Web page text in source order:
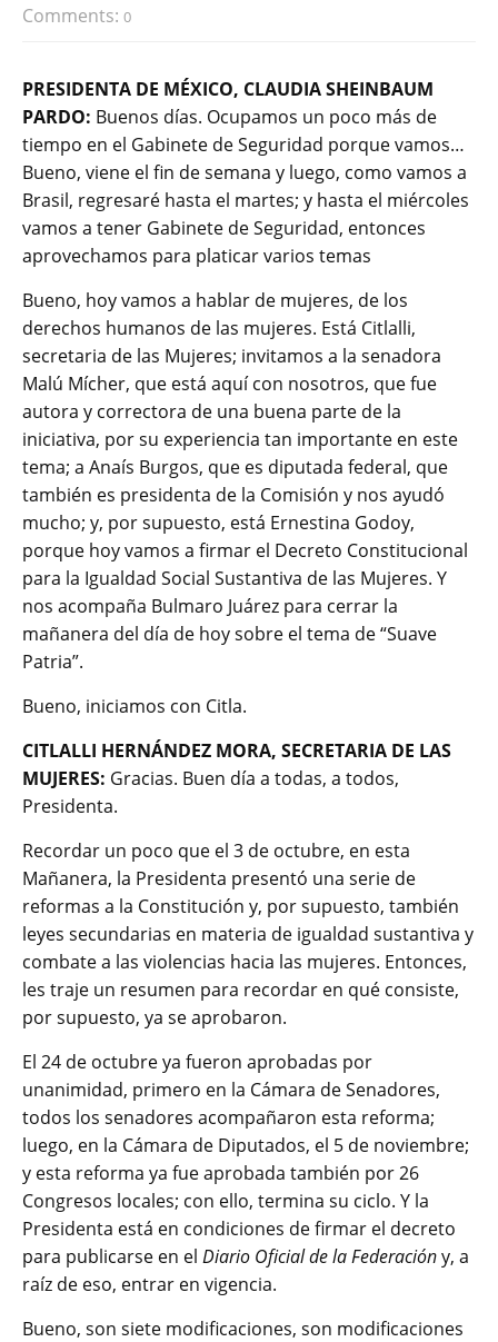
Comments: 0
PRESIDENTA DE MÉXICO, CLAUDIA SHEINBAUM
PARDO: Buenos días. Ocupamos un poco más de
tiempo en el Gabinete de Seguridad porque vamos…
Bueno, viene el fin de semana y luego, como vamos a
Brasil, regresaré hasta el martes; y hasta el miércoles
vamos a tener Gabinete de Seguridad, entonces
aprovechamos para platicar varios temas
Bueno, hoy vamos a hablar de mujeres, de los
derechos humanos de las mujeres. Está Citlalli,
secretaria de las Mujeres; invitamos a la senadora
Malú Mícher, que está aquí con nosotros, que fue
autora y correctora de una buena parte de la
iniciativa, por su experiencia tan importante en este
tema; a Anaís Burgos, que es diputada federal, que
también es presidenta de la Comisión y nos ayudó
mucho; y, por supuesto, está Ernestina Godoy,
porque hoy vamos a firmar el Decreto Constitucional
para la Igualdad Social Sustantiva de las Mujeres. Y
nos acompaña Bulmaro Juárez para cerrar la
mañanera del día de hoy sobre el tema de “Suave
Patria”.
Bueno, iniciamos con Citla.
CITLALLI HERNÁNDEZ MORA, SECRETARIA DE LAS
MUJERES: Gracias. Buen día a todas, a todos,
Presidenta.
Recordar un poco que el 3 de octubre, en esta
Mañanera, la Presidenta presentó una serie de
reformas a la Constitución y, por supuesto, también
leyes secundarias en materia de igualdad sustantiva y
combate a las violencias hacia las mujeres. Entonces,
les traje un resumen para recordar en qué consiste,
por supuesto, ya se aprobaron.
El 24 de octubre ya fueron aprobadas por
unanimidad, primero en la Cámara de Senadores,
todos los senadores acompañaron esta reforma;
luego, en la Cámara de Diputados, el 5 de noviembre;
y esta reforma ya fue aprobada también por 26
Congresos locales; con ello, termina su ciclo. Y la
Presidenta está en condiciones de firmar el decreto
para publicarse en el Diario Oficial de la Federacióny, a
raíz de eso, entrar en vigencia.
Bueno, son siete modificaciones, son modificaciones